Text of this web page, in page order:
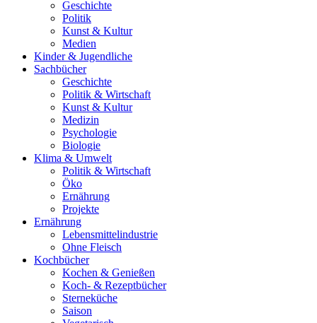
Geschichte
Politik
Kunst & Kultur
Medien
Kinder & Jugendliche
Sachbücher
Geschichte
Politik & Wirtschaft
Kunst & Kultur
Medizin
Psychologie
Biologie
Klima & Umwelt
Politik & Wirtschaft
Öko
Ernährung
Projekte
Ernährung
Lebensmittelindustrie
Ohne Fleisch
Kochbücher
Kochen & Genießen
Koch- & Rezeptbücher
Sterneküche
Saison